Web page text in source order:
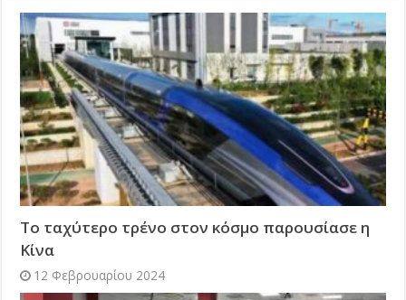
Το ταχύτερο τρένο στον κόσμο παρουσίασε η
Κίνα
12 Φεβρουαρίου 2024